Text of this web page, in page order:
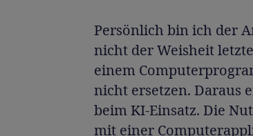
Persönlich bin ich der
nicht der Weisheit
einem
nicht ersetzen. Daraus
beim KI-Einsatz. Die
mit einer